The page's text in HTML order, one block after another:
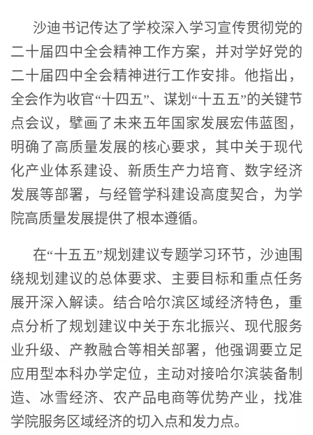
沙迪书记传达了学校深入学习宣传贯彻党的
二十届四中全会精神工作方案，并对学好党的
二十届四中全会精神进行工作安排。他指出，
全会作为收官“十四五”、谋划“十五五”的关键节
点会议，擘画了未来五年国家发展宏伟蓝图，
明确了高质量发展的核心要求，其中关于现代
化产业体系建设、新质生产力培育、数字经济
发展等部署，与经管学科建设高度契合，为学
院高质量发展提供了根本遵循。
在“十五五”规划建议专题学习环节，沙迪围
绕规划建议的总体要求、主要目标和重点任务
展开深入解读。结合哈尔滨区域经济特色，重
点分析了规划建议中关于东北振兴、现代服务
业升级、产教融合等相关部署，他强调要立足
应用型本科办学定位，主动对接哈尔滨装备制
造、冰雪经济、农产品电商等优势产业，找准
学院服务区域经济的切入点和发力点。